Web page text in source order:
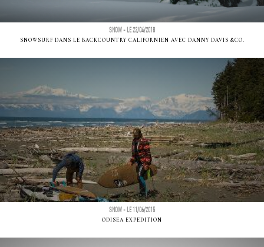
SNOW - LE 22/04/2018
SNOWSURF DANS LE BACKCOUNTRY CALIFORNIEN AVEC DANNY DAVIS &CO.
SNOW - LE 11/06/2015
ODISEA EXPEDITION